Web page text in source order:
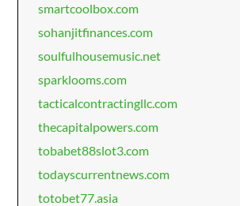
smartcoolbox.com
sohanjitfinances.com
soulfulhousemusic.net
sparklooms.com
tacticalcontractingllc.com
thecapitalpowers.com
tobabet88slot3.com
todayscurrentnews.com
totobet77.asia